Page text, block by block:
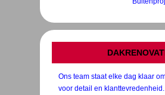
Ons team staat elke dag klaar
voor detail en